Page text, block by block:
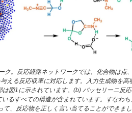
ク。反応経路ネットワークでは、化合物は点
える反応収率に対応します。入力生成物を高
図1に示されています。(b) パッセリーニ反
るすべての構造が含まれています。すなわ
て、反応物を正しく言い当てることができまし